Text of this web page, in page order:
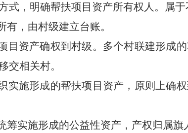
式，明确帮扶项目资产所有权人。属
，由村级建立台账。
目资产确权到村级。多个村联建形成
交相关村。
实施形成的帮扶项目资产，原则上确
筹实施形成的公益性资产，产权归属旗